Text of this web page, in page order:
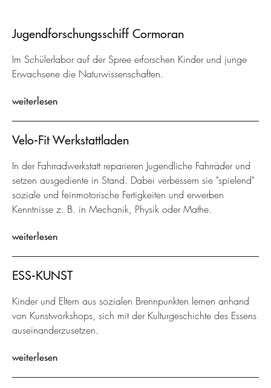
Jugendforschungsschiff Cormoran
Im Schülerlabor auf der Spree erforschen Kinder und junge
Erwachsene die Naturwissenschaften.
weiterlesen
Velo-Fit Werkstattladen
In der Fahrradwerkstatt reparieren Jugendliche Fahrräder und
setzen ausgediente in Stand. Dabei verbessern sie "spielend"
soziale und feinmotorische Fertigkeiten und erwerben
Kenntnisse z. B. in Mechanik, Physik oder Mathe.
weiterlesen
ESS-KUNST
Kinder und Eltern aus sozialen Brennpunkten lernen anhand
von Kunstworkshops, sich mit der Kulturgeschichte des Essens
auseinanderzusetzen.
weiterlesen